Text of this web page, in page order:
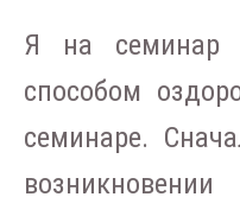
Я на семинар
способом
семинаре.